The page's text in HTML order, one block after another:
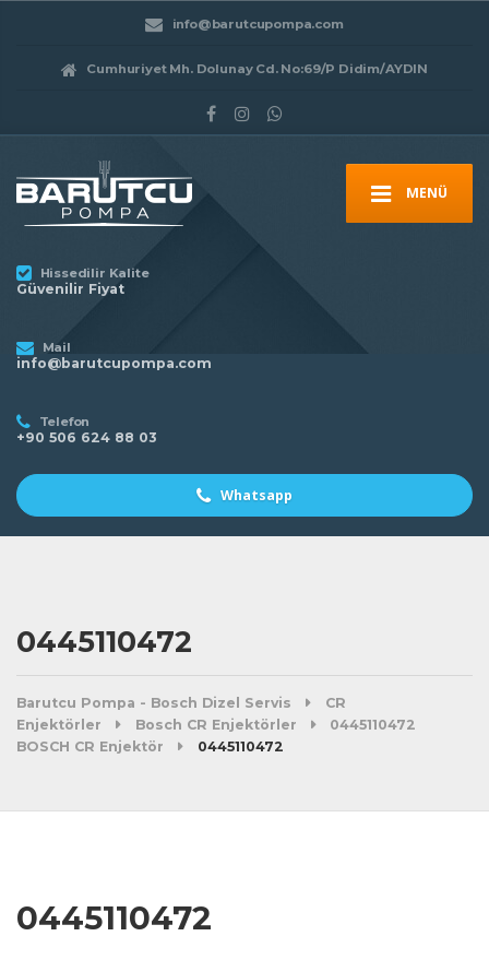
info@barutcupompa.com
Cumhuriyet Mh. Dolunay Cd. No:69/P Didim/AYDIN
MENÜ
Hissedilir Kalite
Güvenilir Fiyat
Mail
info@barutcupompa.com
Telefon
+90 506 624 88 03
Whatsapp
0445110472
Barutcu Pompa - Bosch Dizel Servis
CR
Enjektörler
Bosch CR Enjektörler
0445110472
BOSCH CR Enjektör
0445110472
0445110472